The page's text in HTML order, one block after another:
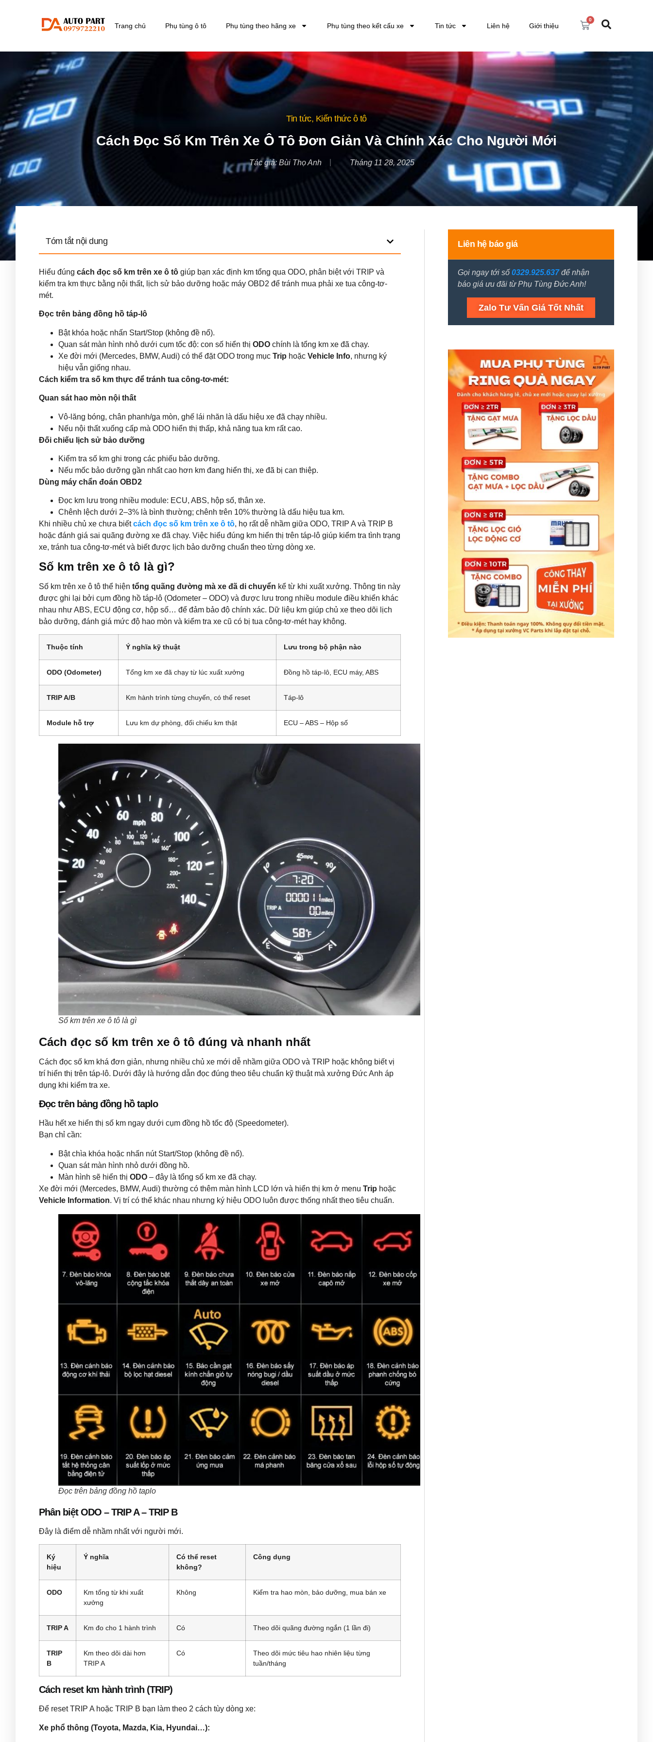
Trang chủ Phụ tùng ô tô Phụ tùng theo hãng xe Phụ tùng theo kết cấu xe Tin tức Liên hệ Giới thiệu
0
Tin tức, Kiến thức ô tô
Cách Đọc Số Km Trên Xe Ô Tô Đơn Giản Và Chính Xác Cho Người Mới
Tác giả: Bùi Thọ Anh Tháng 11 28, 2025
Tóm tắt nội dung
Hiểu đúng cách đọc số km trên xe ô tô giúp bạn xác định km tổng qua ODO, phân biệt với TRIP và
kiểm tra km thực bằng nội thất, lịch sử bảo dưỡng hoặc máy OBD2 để tránh mua phải xe tua công-tơ-
mét.
Đọc trên bảng đồng hồ táp-lô
Bật khóa hoặc nhấn Start/Stop (không đề nổ).
Quan sát màn hình nhỏ dưới cụm tốc độ: con số hiển thị ODO chính là tổng km xe đã chạy.
Xe đời mới (Mercedes, BMW, Audi) có thể đặt ODO trong mục Trip hoặc Vehicle Info, nhưng ký
hiệu vẫn giống nhau.
Cách kiểm tra số km thực để tránh tua công-tơ-mét:
Quan sát hao mòn nội thất
Vô-lăng bóng, chân phanh/ga mòn, ghế lái nhăn là dấu hiệu xe đã chạy nhiều.
Nếu nội thất xuống cấp mà ODO hiển thị thấp, khả năng tua km rất cao.
Đối chiếu lịch sử bảo dưỡng
Kiểm tra số km ghi trong các phiếu bảo dưỡng.
Nếu mốc bảo dưỡng gần nhất cao hơn km đang hiển thị, xe đã bị can thiệp.
Dùng máy chẩn đoán OBD2
Đọc km lưu trong nhiều module: ECU, ABS, hộp số, thân xe.
Chênh lệch dưới 2–3% là bình thường; chênh trên 10% thường là dấu hiệu tua km.
Khi nhiều chủ xe chưa biếtcách đọc số km trên xe ô tô, họ rất dễ nhầm giữa ODO, TRIP A và TRIP B
hoặc đánh giá sai quãng đường xe đã chạy. Việc hiểu đúng km hiển thị trên táp-lô giúp kiểm tra tình trạng
xe, tránh tua công-tơ-mét và biết được lịch bảo dưỡng chuẩn theo từng dòng xe.
Số km trên xe ô tô là gì?
Số km trên xe ô tô thể hiện tổng quãng đường mà xe đã di chuyển kể từ khi xuất xưởng. Thông tin này
được ghi lại bởi cụm đồng hồ táp-lô (Odometer – ODO) và được lưu trong nhiều module điều khiển khác
nhau như ABS, ECU động cơ, hộp số… để đảm bảo độ chính xác. Dữ liệu km giúp chủ xe theo dõi lịch
bảo dưỡng, đánh giá mức độ hao mòn và kiểm tra xe cũ có bị tua công-tơ-mét hay không.
Thuộc tính Ý nghĩa kỹ thuật Lưu trong bộ phận nào
ODO (Odometer) Tổng km xe đã chạy từ lúc xuất xưởng Đồng hồ táp-lô, ECU máy, ABS
TRIP A/B Km hành trình từng chuyến, có thể reset Táp-lô
Module hỗ trợ Lưu km dự phòng, đối chiếu km thật ECU – ABS – Hộp số
Số km trên xe ô tô là gì
Cách đọc số km trên xe ô tô đúng và nhanh nhất
Cách đọc số km khá đơn giản, nhưng nhiều chủ xe mới dễ nhầm giữa ODO và TRIP hoặc không biết vị
trí hiển thị trên táp-lô. Dưới đây là hướng dẫn đọc đúng theo tiêu chuẩn kỹ thuật mà xưởng Đức Anh áp
dụng khi kiểm tra xe.
Đọc trên bảng đồng hồ taplo
Hầu hết xe hiển thị số km ngay dưới cụm đồng hồ tốc độ (Speedometer).
Bạn chỉ cần:
Bật chìa khóa hoặc nhấn nút Start/Stop (không đề nổ).
Quan sát màn hình nhỏ dưới đồng hồ.
Màn hình sẽ hiển thị ODO – đây là tổng số km xe đã chạy.
Xe đời mới (Mercedes, BMW, Audi) thường có thêm màn hình LCD lớn và hiển thị km ở menu Trip hoặc
Vehicle Information. Vị trí có thể khác nhau nhưng ký hiệu ODO luôn được thống nhất theo tiêu chuẩn.
Đọc trên bảng đồng hồ taplo
Phân biệt ODO – TRIP A – TRIP B
Đây là điểm dễ nhầm nhất với người mới.
Ký
hiệu
Ý nghĩa
Có thể reset
không?
Công dụng
ODO
Km tổng từ khi xuất
xưởng
Không Kiểm tra hao mòn, bảo dưỡng, mua bán xe
TRIP A Km đo cho 1 hành trình Có Theo dõi quãng đường ngắn (1 lần đi)
TRIP
B
Km theo dõi dài hơn
TRIP A
Có
Theo dõi mức tiêu hao nhiên liệu từng
tuần/tháng
Cách reset km hành trình (TRIP)
Để reset TRIP A hoặc TRIP B bạn làm theo 2 cách tùy dòng xe:
Xe phổ thông (Toyota, Mazda, Kia, Hyundai…):
Liên hệ báo giá
Gọi ngay tới số0329.925.637để nhận
báo giá ưu đãi từ Phụ Tùng Đức Anh!
Zalo Tư Vấn Giá Tốt Nhất